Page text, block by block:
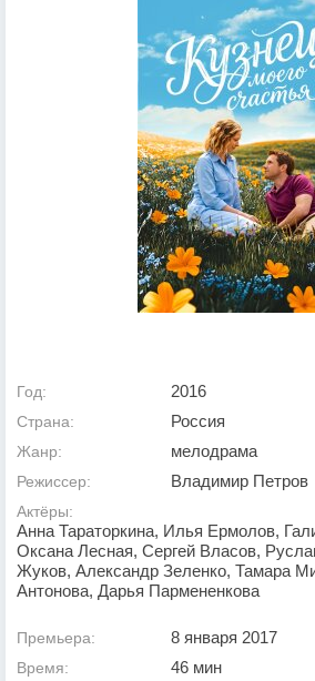
Год: 2016
Страна: Россия
Жанр: мелодрама
Режиссер: Владимир Петров
Актёры:
Анна Тараторкина, Илья Ермолов,
Оксана Лесная, Сергей Власов,
Жуков, Александр Зеленко, Тамара
Антонова, Дарья Пармененкова
Премьера: 8 января 2017
Время: 46 мин